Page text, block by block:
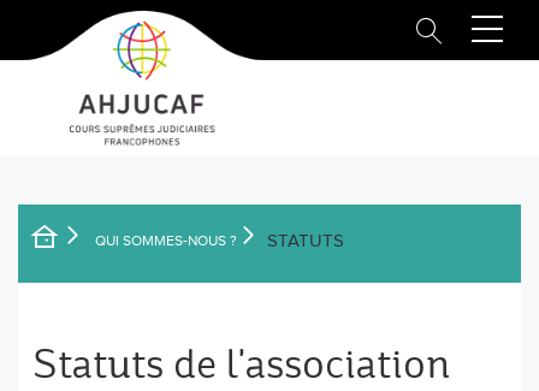
principal
QUI SOMMES-NOUS ? STATUTS
Statuts de l'association